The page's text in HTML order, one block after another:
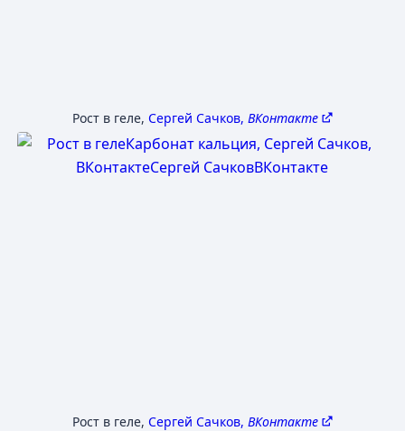
Рост в геле, Сергей Сачков, ВКонтакте
Рост в геле, Сергей Сачков, ВКонтакте